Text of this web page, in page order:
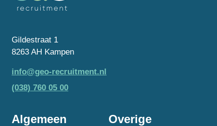
Gildestraat 1
8263 AH Kampen
info@geo-recruitment.nl
(038) 760 05 00
Algemeen Overige